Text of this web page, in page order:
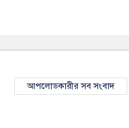
আপলোডকারীর সব সংবাদ